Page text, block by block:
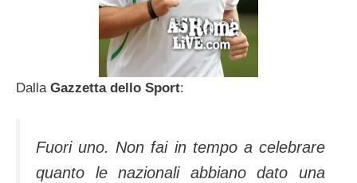
Dalla Gazzetta dello Sport:
Fuori uno. Non fai in tempo a celebrare
quanto le nazionali abbiano dato una